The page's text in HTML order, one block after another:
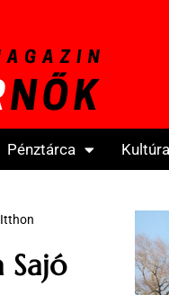
Pénztárca Kultúra
Itthon
Sajó